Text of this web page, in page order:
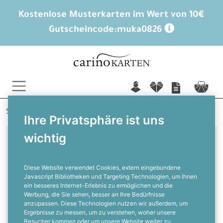
Kostenlose Musterkarten im Wert von 10€
Gutscheincode:muka0826
Ihre Privatsphäre ist uns
wichtig
Diese Website verwendet Cookies, extern eingebundene
Javascript Bibliotheken und Targeting Technologien, um Ihnen
ein besseres Internet-Erlebnis zu ermöglichen und die
Werbung, die Sie sehen, besser an Ihre Bedürfnisse
anzupassen. Diese Technologien nutzen wir außerdem, um
Ergebnisse zu messen, um zu verstehen, woher unsere
Besucher kommen oder um unsere Website weiter zu
n f c
Startseite
Brianna und Hauke
Sie möchten Ihre Hochzeit nach einem
maritimen Motto gestalten und lieben die